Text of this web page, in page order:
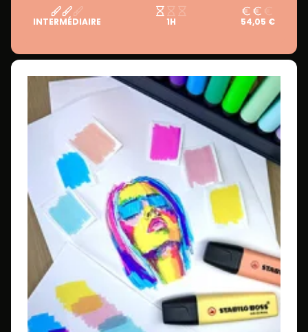
INTERMÉDIAIRE 1H 54,05 €